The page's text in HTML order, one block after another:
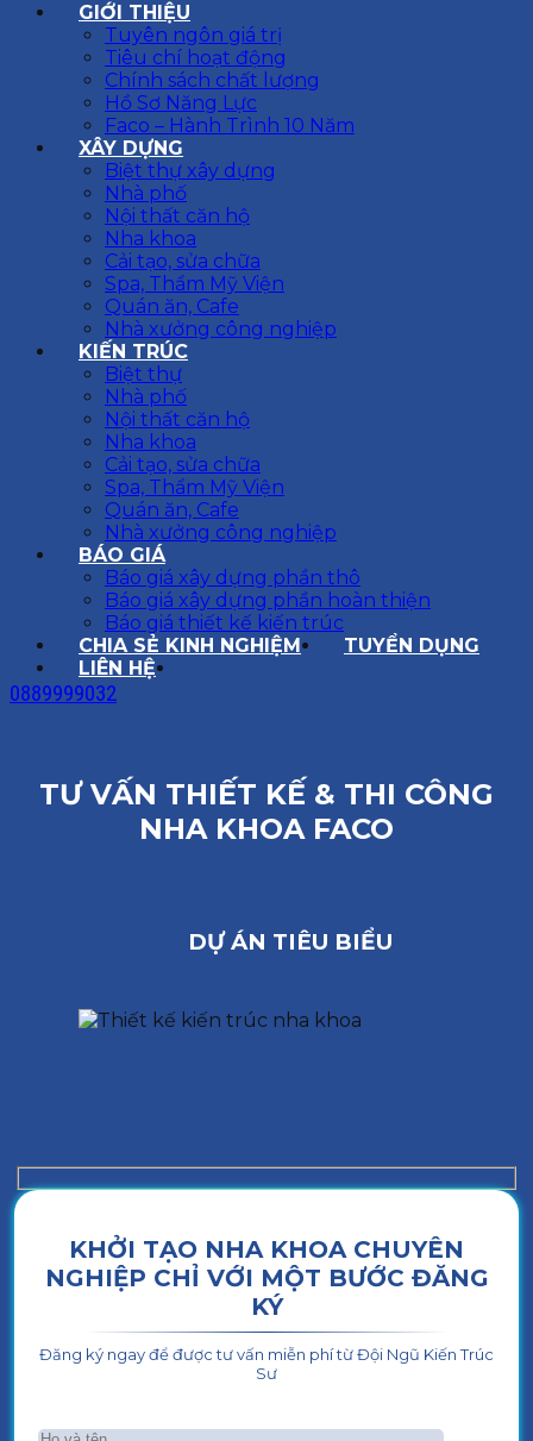
GIỚI THIỆU
Tuyên ngôn giá trị
Tiêu chí hoạt động
Chính sách chất lượng
Hồ Sơ Năng Lực
Faco – Hành Trình 10 Năm
XÂY DỰNG
Biệt thự xây dựng
Nhà phố
Nội thất căn hộ
Nha khoa
Cải tạo, sửa chữa
Spa, Thẩm Mỹ Viện
Quán ăn, Cafe
Nhà xưởng công nghiệp
KIẾN TRÚC
Biệt thự
Nhà phố
Nội thất căn hộ
Nha khoa
Cải tạo, sửa chữa
Spa, Thẩm Mỹ Viện
Quán ăn, Cafe
Nhà xưởng công nghiệp
BÁO GIÁ
Báo giá xây dựng phần thô
Báo giá xây dựng phần hoàn thiện
Báo giá thiết kế kiến trúc
CHIA SẺ KINH NGHIỆM
TUYỂN DỤNG
LIÊN HỆ
0889999032
TƯ VẤN THIẾT KẾ & THI CÔNG
NHA KHOA FACO
DỰ ÁN TIÊU BIỂU
KHỞI TẠO NHA KHOA CHUYÊN
NGHIỆP CHỈ VỚI MỘT BƯỚC ĐĂNG
KÝ
Đăng ký ngay để được tư vấn miễn phí từ Đội Ngũ Kiến Trúc
Sư